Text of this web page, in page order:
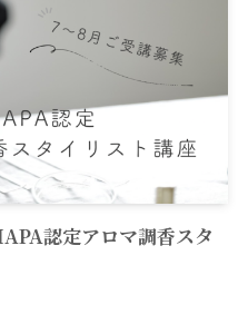
認定アロマ調香スタ